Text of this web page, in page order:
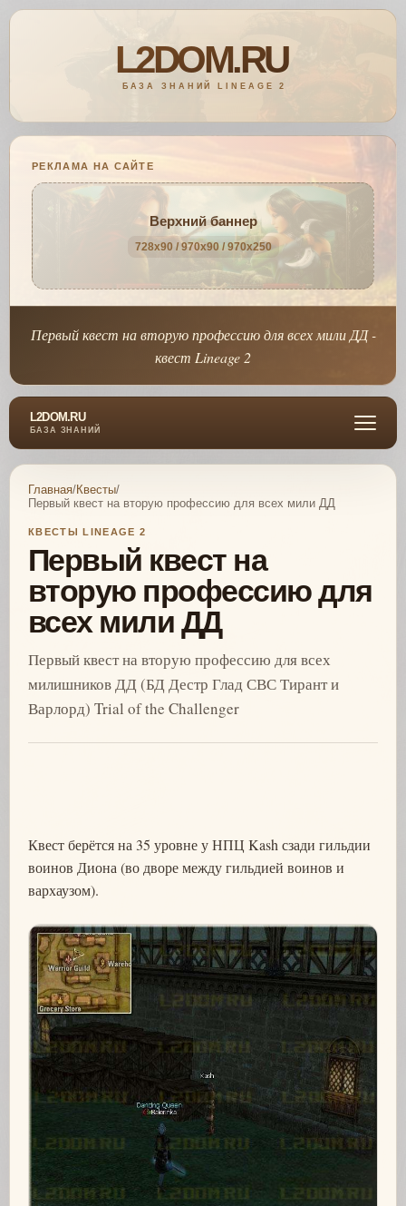
РЕКЛАМА НА САЙТЕ
Верхний баннер
728x90 / 970x90 / 970x250
Первый квест на вторую профессию для всех мили ДД -
квест Lineage 2
L2DOM.RU
БАЗА ЗНАНИЙ
Главная/Квесты/
Первый квест на вторую профессию для всех мили ДД
КВЕСТЫ LINEAGE 2
Первый квест на
вторую профессию для
всех мили ДД
Первый квест на вторую профессию для всех
милишников ДД (БД Дестр Глад СВС Тирант и
Варлорд) Trial of the Challenger
Квест берётся на 35 уровне у НПЦ Kash сзади гильдии
воинов Диона (во дворе между гильдией воинов и
вархаузом).